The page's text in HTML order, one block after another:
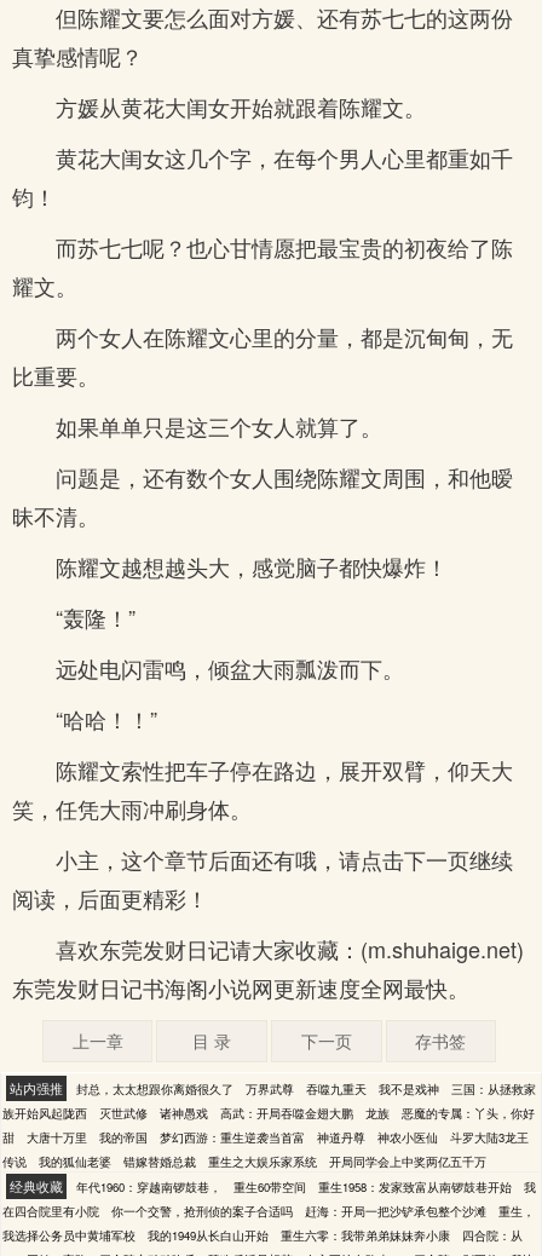
但陈耀文要怎么面对方媛、还有苏七七的这两份
真挚感情呢？
方媛从黄花大闺女开始就跟着陈耀文。
黄花大闺女这几个字，在每个男人心里都重如千
钧！
而苏七七呢？也心甘情愿把最宝贵的初夜给了陈
耀文。
两个女人在陈耀文心里的分量，都是沉甸甸，无
比重要。
如果单单只是这三个女人就算了。
问题是，还有数个女人围绕陈耀文周围，和他暧
昧不清。
陈耀文越想越头大，感觉脑子都快爆炸！
“轰隆！”
远处电闪雷鸣，倾盆大雨瓢泼而下。
“哈哈！！”
陈耀文索性把车子停在路边，展开双臂，仰天大
笑，任凭大雨冲刷身体。
小主，这个章节后面还有哦，请点击下一页继续
阅读，后面更精彩！
喜欢东莞发财日记请大家收藏：(m.shuhaige.net)
东莞发财日记书海阁小说网更新速度全网最快。
上一章 目 录 下一页 存书签
站内强推 封总，太太想跟你离婚很久了 万界武尊 吞噬九重天 我不是戏神
三国：从拯救家
族开始风起陇西
灭世武修 诸神愚戏 高武：开局吞噬金翅大鹏 龙族
恶魔的专属：丫头，你好
甜
大唐十万里 我的帝国 梦幻西游：重生逆袭当首富 神道丹尊 神农小医仙
斗罗大陆3龙王
传说
我的狐仙老婆 错嫁替婚总裁 重生之大娱乐家系统 开局同学会上中奖两亿五千万
经典收藏 年代1960：穿越南锣鼓巷， 重生60带空间 重生1958：发家致富从南锣鼓巷开始
我
在四合院里有小院
你一个交警，抢刑侦的案子合适吗 赶海：开局一把沙铲承包整个沙滩
重生，
我选择公务员中黄埔军校
我的1949从长白山开始 重生六零：我带弟弟妹妹奔小康
四合院：从